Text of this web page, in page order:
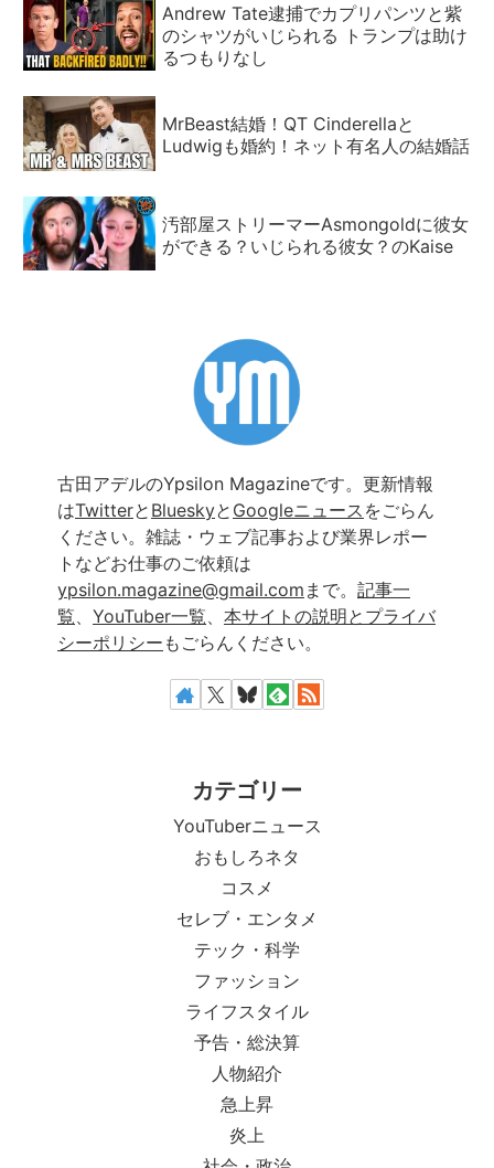
Andrew Tate逮捕でカプリパンツと紫
のシャツがいじられる トランプは助け
るつもりなし
MrBeast結婚！QT Cinderellaと
Ludwigも婚約！ネット有名人の結婚話
汚部屋ストリーマーAsmongoldに彼女
ができる？いじられる彼女？のKaise
古田アデルのYpsilon Magazineです。更新情報
はTwitterと Blueskyと Googleニュース をごらん
ください。雑誌・ウェブ記事および業界レポー
トなどお仕事のご依頼は
ypsilon.magazine@gmail.com まで。 記事一
覧
YouTuber一覧
本サイトの説明とプライバ
シーポリシー もごらんください。
カテゴリー
YouTuberニュース
おもしろネタ
コスメ
セレブ・エンタメ
テック・科学
ファッション
ライフスタイル
予告・総決算
人物紹介
急上昇
炎上